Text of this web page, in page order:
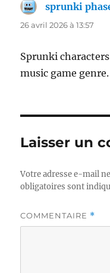
sprunki
26 avril 2026 à 13:57
Sprunki
music game genre.
Laisser un
Votre adresse e-mail
obligatoires sont
COMMENTAIRE *